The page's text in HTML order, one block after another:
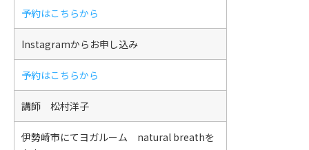
予約はこちらから
Instagramからお申し込み
予約はこちらから
講師 松村洋子
伊勢崎市にてヨガルーム natural breathを